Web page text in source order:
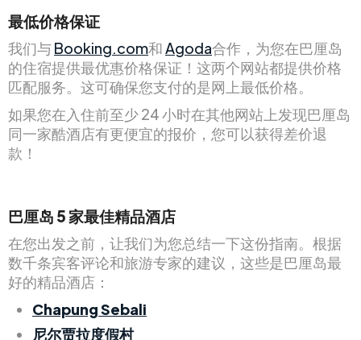
最低价格保证
我们与Booking.com和Agoda合作，为您在巴厘岛
的住宿提供最优惠价格保证！这两个网站都提供价格
匹配服务。这可确保您支付的是网上最低价格。
如果您在入住前至少 24 小时在其他网站上发现巴厘岛
同一家酷酒店有更便宜的报价，您可以获得差价退
款！
巴厘岛 5 家最佳精品酒店
在您出发之前，让我们为您总结一下这份指南。根据
数千条宾客评论和旅游专家的建议，这些是巴厘岛最
好的精品酒店：
Chapung Sebali
尼尔贾拉度假村